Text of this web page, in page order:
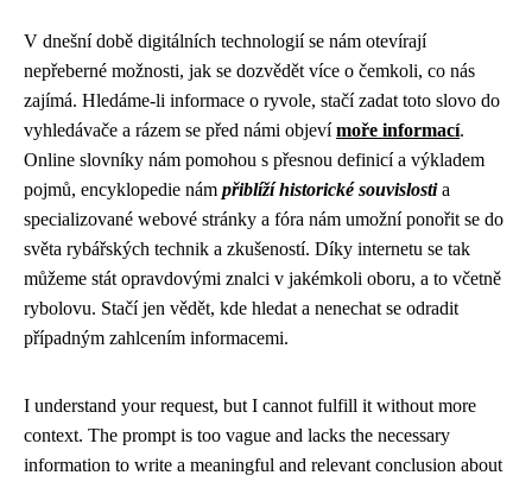
V dnešní době digitálních technologií se nám otevírají
nepřeberné možnosti, jak se dozvědět více o čemkoli, co nás
zajímá. Hledáme-li informace o ryvole, stačí zadat toto slovo do
vyhledávače a rázem se před námi objevímoře informací.
Online slovníky nám pomohou s přesnou definicí a výkladem
pojmů, encyklopedie nám přiblíží historické souvislostia
specializované webové stránky a fóra nám umožní ponořit se do
světa rybářských technik a zkušeností. Díky internetu se tak
můžeme stát opravdovými znalci v jakémkoli oboru, a to včetně
rybolovu. Stačí jen vědět, kde hledat a nenechat se odradit
případným zahlcením informacemi.
I understand your request, but I cannot fulfill it without more
context. The prompt is too vague and lacks the necessary
information to write a meaningful and relevant conclusion about